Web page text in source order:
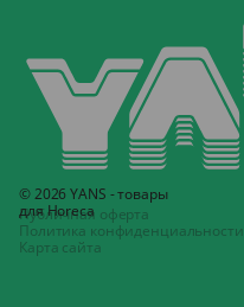
© 2026 YANS - товары
для Horeca
Публичная оферта
Политика конфиденциальности
Карта сайта